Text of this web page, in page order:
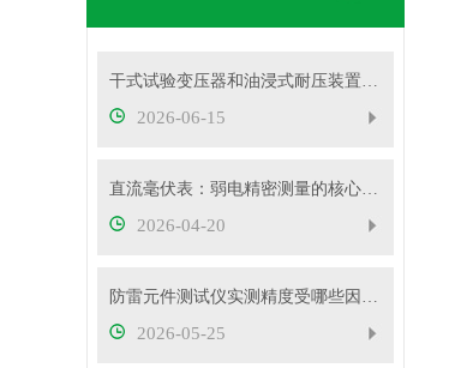
干式试验变压器和油浸式耐压装置有什么区别？
2026-06-15
直流毫伏表：弱电精密测量的核心工具
2026-04-20
防雷元件测试仪实测精度受哪些因素影响？如何判断仪器好坏？
2026-05-25